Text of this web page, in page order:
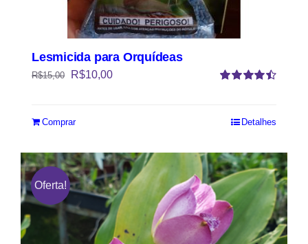
Lesmicida para Orquídeas
R$15,00 R$10,00
Comprar Detalhes
Oferta!